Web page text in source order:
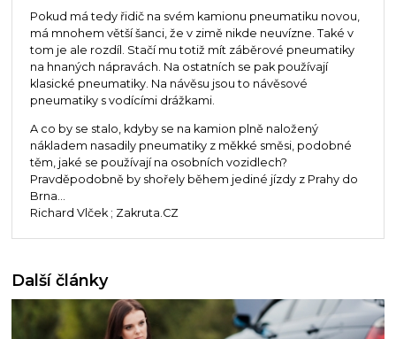
Pokud má tedy řidič na svém kamionu pneumatiku novou,
má mnohem větší šanci, že v zimě nikde neuvízne. Také v
tom je ale rozdíl. Stačí mu totiž mít záběrové pneumatiky
na hnaných nápravách. Na ostatních se pak používají
klasické pneumatiky. Na návěsu jsou to návěsové
pneumatiky s vodícími drážkami.
A co by se stalo, kdyby se na kamion plně naložený
nákladem nasadily pneumatiky z měkké směsi, podobné
těm, jaké se používají na osobních vozidlech?
Pravděpodobně by shořely během jediné jízdy z Prahy do
Brna...
Richard Vlček ; Zakruta.CZ
Další články